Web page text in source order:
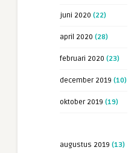
juni 2020 (22)
april 2020 (28)
februari 2020 (23)
december 2019 (10)
oktober 2019 (19)
augustus 2019 (13)